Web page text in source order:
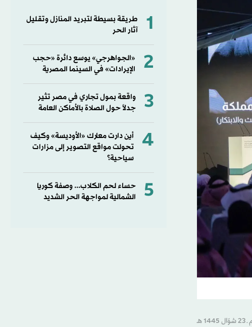
1
طريقة بسيطة لتبريد المنازل وتقليل
آثار الحر
2
«الجواهرجي» يوسع دائرة «حجب
الإيرادات» في السينما المصرية
3
واقعة بمول تجاري في مصر تثير
جدلاً حول الصلاة بالأماكن العامة
4
أين دارت معارك «الأوديسة» وكيف
تحولت مواقع التصوير إلى مزارات
سياحية؟
5
حساء لحم الكلاب... وصفة كوريا
الشمالية لمواجهة الحر الشديد